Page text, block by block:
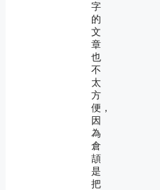
字
的
文
章
也
不
太
方
便，
因
為
倉
頡
是
把